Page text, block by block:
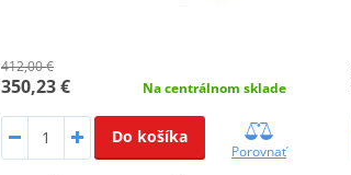
412,00 €
350,23 € Na centrálnom sklade
Do košíka
Porovnať